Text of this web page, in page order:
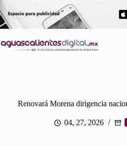
al
contenido
Renovará Morena dirigencia
04, 27, 2026